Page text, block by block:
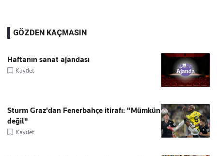
GÖZDEN KAÇMASIN
Haftanın sanat ajandası
Kaydet
Sturm Graz'dan Fenerbahçe itirafı: "Mümkün
değil"
Kaydet